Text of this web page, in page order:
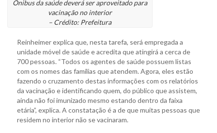
Ônibus da saúde deverá ser aproveitado para
vacinação no interior
– Crédito: Prefeitura
Reinheimer explica que, nesta tarefa, será empregada a
unidade móvel de saúde e acredita que atingirá a cerca de
700 pessoas. “Todos os agentes de saúde possuem listas
com os nomes das famílias que atendem. Agora, eles estão
fazendo o cruzamento destas informações com os relatórios
da vacinação e identificando quem, do público que assistem,
ainda não foi imunizado mesmo estando dentro da faixa
etária”, explica. A constatação é a de que muitas pessoas que
residem no interior não se vacinaram.